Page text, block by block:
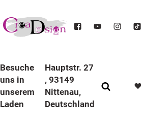
Besuche
uns in
unserem
Laden
Hauptstr. 27
, 93149
Nittenau,
Deutschland
KINDER WANDUHR MIT BUNTEN RAHMEN